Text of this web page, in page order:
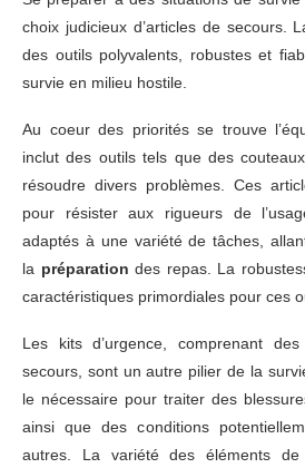
choix judicieux d’articles de secours.
des outils polyvalents, robustes et
survie en milieu hostile.
Au coeur des priorités se trouve
inclut des outils tels que des
résoudre divers problèmes. Ces
pour résister aux rigueurs de
adaptés à une variété de tâches,
la préparation des repas. La
caractéristiques primordiales pour ces
Les kits d’urgence, comprenant
secours, sont un autre pilier de la
le nécessaire pour traiter des
ainsi que des conditions
autres. La variété des éléments